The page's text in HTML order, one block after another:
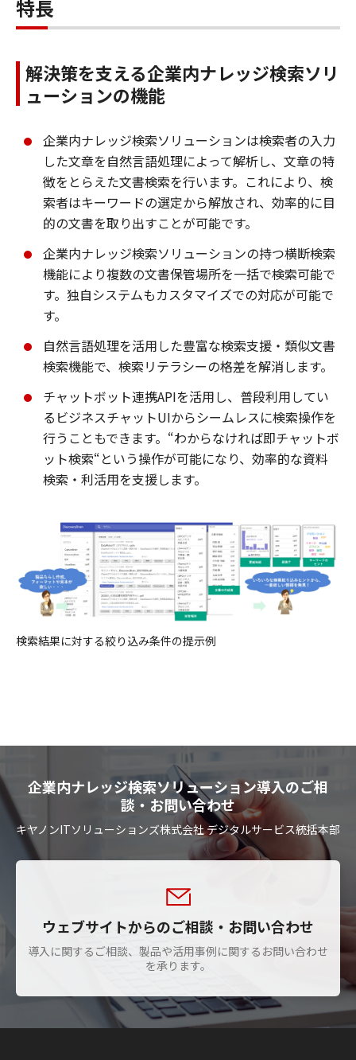
特長
解決策を支える企業内ナレッジ検索ソリ
ューションの機能
企業内ナレッジ検索ソリューションは検索者の入力
した文章を自然言語処理によって解析し、文章の特
徴をとらえた文書検索を行います。これにより、検
索者はキーワードの選定から解放され、効率的に目
的の文書を取り出すことが可能です。
企業内ナレッジ検索ソリューションの持つ横断検索
機能により複数の文書保管場所を一括で検索可能で
す。独自システムもカスタマイズでの対応が可能で
す。
自然言語処理を活用した豊富な検索支援・類似文書
検索機能で、検索リテラシーの格差を解消します。
チャットボット連携APIを活用し、普段利用してい
るビジネスチャットUIからシームレスに検索操作を
行うこともできます。“わからなければ即チャットボ
ット検索“という操作が可能になり、効率的な資料
検索・利活用を支援します。
検索結果に対する絞り込み条件の提示例
企業内ナレッジ検索ソリューション導入のご相
談・お問い合わせ
キヤノンITソリューションズ株式会社 デジタルサービス統括本部
ウェブサイトからのご相談・お問い合わせ
導入に関するご相談、製品や活用事例に関するお問い合わせ
を承ります。